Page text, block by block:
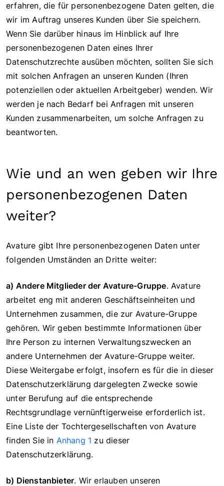
erfahren, die für personenbezogene Daten gelten, die
wir im Auftrag unseres Kunden über Sie speichern.
Wenn Sie darüber hinaus im Hinblick auf Ihre
personenbezogenen Daten eines Ihrer
Datenschutzrechte ausüben möchten, sollten Sie sich
mit solchen Anfragen an unseren Kunden (Ihren
potenziellen oder aktuellen Arbeitgeber) wenden. Wir
werden je nach Bedarf bei Anfragen mit unseren
Kunden zusammenarbeiten, um solche Anfragen zu
beantworten.
Wie und an wen geben wir Ihre
personenbezogenen Daten
weiter?
Avature gibt Ihre personenbezogenen Daten unter
folgenden Umständen an Dritte weiter:
a) Andere Mitglieder der Avature-Gruppe. Avature
arbeitet eng mit anderen Geschäftseinheiten und
Unternehmen zusammen, die zur Avature-Gruppe
gehören. Wir geben bestimmte Informationen über
Ihre Person zu internen Verwaltungszwecken an
andere Unternehmen der Avature-Gruppe weiter.
Diese Weitergabe erfolgt, insofern es für die in dieser
Datenschutzerklärung dargelegten Zwecke sowie
unter Berufung auf die entsprechende
Rechtsgrundlage vernünftigerweise erforderlich ist.
Eine Liste der Tochtergesellschaften von Avature
finden Sie in Anhang 1 zu dieser
Datenschutzerklärung.
b) Dienstanbieter. Wir erlauben unseren